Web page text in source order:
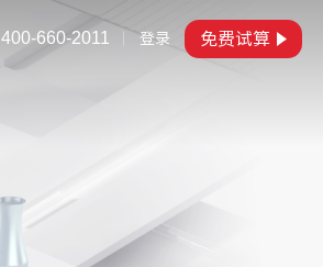
400-660-2011 登录 免费试算